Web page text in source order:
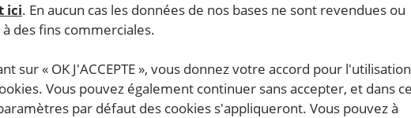
le salon Milipol expose du matériel de
Grâce au regard affuté d’un expert d’Amnesty
les vendeurs d’armes ne peuvent plus exposer
de torture, en toute impunité.
ici. En aucun cas les données de nos bases ne sont revendues ou
des fins commerciales.
sur « OK J'ACCEPTE », vous donnez votre accord pour l'utilisation
Vous pouvez également continuer sans accepter, et dans ce
par défaut des cookies s'appliqueront. Vous pouvez à